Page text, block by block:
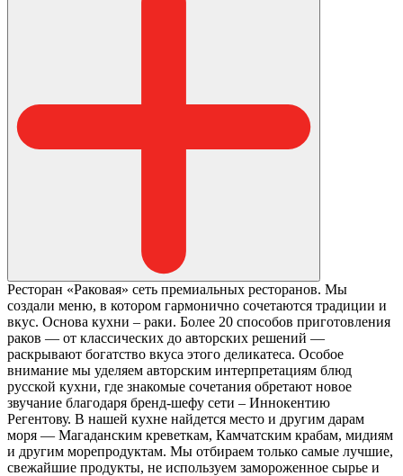
Ресторан «Раковая» сеть премиальных ресторанов. Мы
создали меню, в котором гармонично сочетаются традиции и
вкус. Основа кухни – раки. Более 20 способов приготовления
раков — от классических до авторских решений —
раскрывают богатство вкуса этого деликатеса. Особое
внимание мы уделяем авторским интерпретациям блюд
русской кухни, где знакомые сочетания обретают новое
звучание благодаря бренд-шефу сети – Иннокентию
Регентову. В нашей кухне найдется место и другим дарам
моря — Магаданским креветкам, Камчатским крабам, мидиям
и другим морепродуктам. Мы отбираем только самые лучшие,
свежайшие продукты, не используем замороженное сырье и